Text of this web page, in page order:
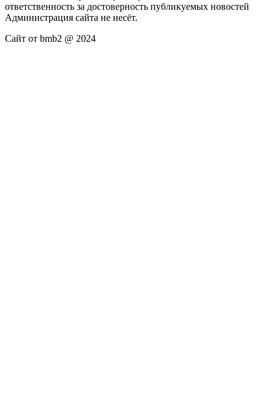
ответственность за достоверность публикуемых новостей
Администрация сайта не несёт.
Сайт от bmb2 @ 2024